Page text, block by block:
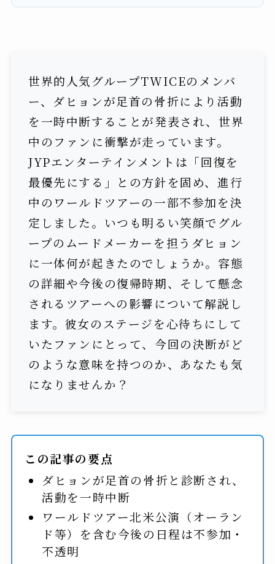
世界的人気グループTWICEのメンバ
ー、ダヒョンが足首の骨折により活動
を一時中断することが発表され、世界
中のファンに衝撃が走っています。
JYPエンターテインメントは「回復を
最優先にする」との方針を固め、進行
中のワールドツアーの一部不参加を決
定しました。いつも明るい笑顔でグル
ープのムードメーカーを担うダヒョン
に一体何が起きたのでしょうか。容態
の詳細や今後の復帰時期、そして懸念
されるツアーへの影響について解説し
ます。彼女のステージを心待ちにして
いたファンにとって、今回の決断がど
のような意味を持つのか、あなたも気
になりませんか？
この記事の要点
ダヒョンが足首の骨折と診断され、
活動を一時中断
ワールドツアー北米公演（オーラン
ド等）を含む今後の日程は不参加・
不透明